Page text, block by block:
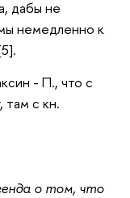
дабы не
немедленно к
- П., что с
там с кн.
о том, что